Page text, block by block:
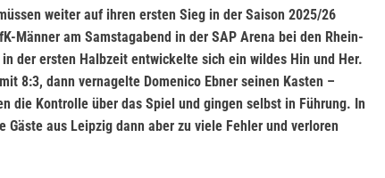
weiter auf ihren ersten Sieg in der Saison 2025/26
Männer am Samstagabend in der SAP Arena bei den Rhein-
der ersten Halbzeit entwickelte sich ein wildes Hin und Her.
8:3, dann vernagelte Domenico Ebner seinen Kasten –
die Kontrolle über das Spiel und gingen selbst in Führung. In
aus Leipzig dann aber zu viele Fehler und verloren